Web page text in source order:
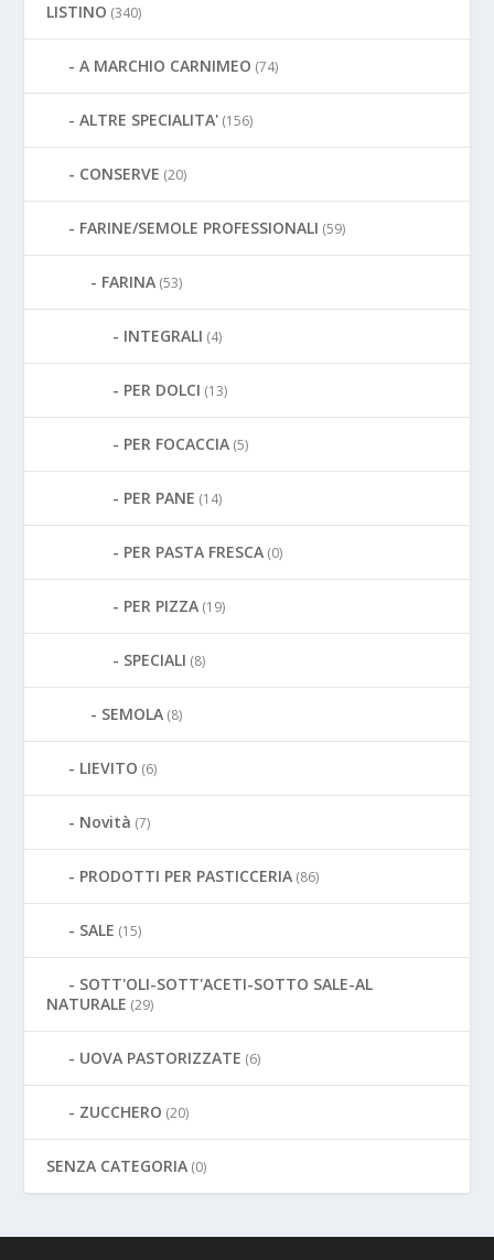
LISTINO (340)
A MARCHIO CARNIMEO (74)
ALTRE SPECIALITA' (156)
CONSERVE (20)
FARINE/SEMOLE PROFESSIONALI (59)
FARINA (53)
INTEGRALI (4)
PER DOLCI (13)
PER FOCACCIA (5)
PER PANE (14)
PER PASTA FRESCA (0)
PER PIZZA (19)
SPECIALI (8)
SEMOLA (8)
LIEVITO (6)
Novità (7)
PRODOTTI PER PASTICCERIA (86)
SALE (15)
SOTT'OLI-SOTT'ACETI-SOTTO SALE-AL
NATURALE (29)
UOVA PASTORIZZATE (6)
ZUCCHERO (20)
SENZA CATEGORIA (0)